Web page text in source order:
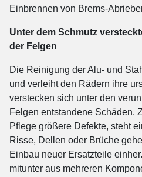
Einbrennen von Brems-
Unter dem Schmutz
der Felgen
Die Reinigung der Alu- und
und verleiht den Rädern ihre
verstecken sich unter den
Felgen entstandene Schäden.
Pflege größere Defekte, steht
Risse, Dellen oder Brüche
Einbau neuer Ersatzteile
mitunter aus mehreren